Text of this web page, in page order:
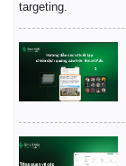
targeting.